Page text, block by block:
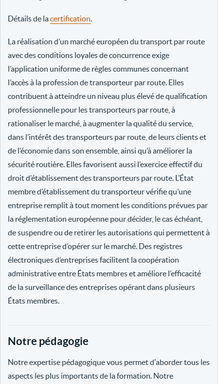
Détails de lacertification.
La réalisation d’un marché européen du transport par route
avec des conditions loyales de concurrence exige
l’application uniforme de règles communes concernant
l’accès à la profession de transporteur par route. Elles
contribuent à atteindre un niveau plus élevé de qualification
professionnelle pour les transporteurs par route, à
rationaliser le marché, à augmenter la qualité du service,
dans l’intérêt des transporteurs par route, de leurs clients et
de l’économie dans son ensemble, ainsi qu’à améliorer la
sécurité routière. Elles favorisent aussi l’exercice effectif du
droit d’établissement des transporteurs par route. L’État
membre d’établissement du transporteur vérifie qu’une
entreprise remplit à tout moment les conditions prévues par
la réglementation européenne pour décider, le cas échéant,
de suspendre ou de retirer les autorisations qui permettent à
cette entreprise d’opérer sur le marché. Des registres
électroniques d’entreprises facilitent la coopération
administrative entre États membres et améliore l’efficacité
de la surveillance des entreprises opérant dans plusieurs
États membres.
Notre pédagogie
Notre expertise pédagogique vous permet d'aborder tous les
aspects les plus importants de la formation. Notre